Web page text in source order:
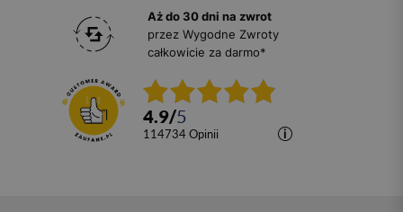
Aż do 30 dni na zwrot
przez Wygodne Zwroty
całkowicie za darmo*
4.9/5
114734 opinii